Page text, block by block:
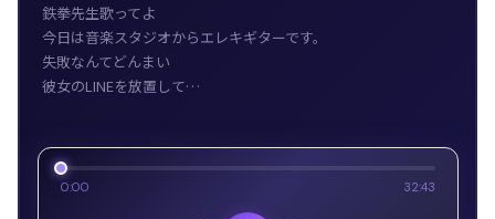
鉄拳先生歌ってよ
今日は音楽スタジオからエレキギターです。
失敗なんてどんまい
彼女のLINEを放置して…
0:00 32:43